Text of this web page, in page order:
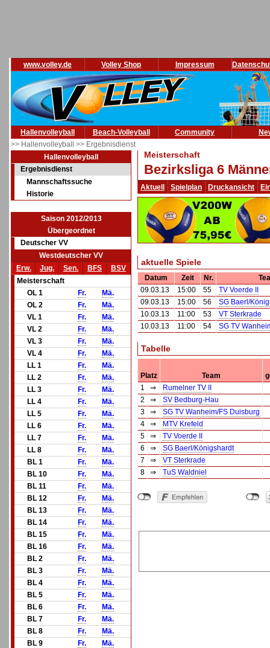
www.volley.de Volley Shop Impressum
Hallenvolleyball Beach-Volleyball Community
>> Hallenvolleyball >> Ergebnisdienst
Hallenvolleyball
Ergebnisdienst
Mannschaftssuche
Historie
Saison 2012/2013
Übergeordnet
Deutscher VV
Westdeutscher VV
Erw.
Jug. Sen. BFS
BSV
Meisterschaft
OL 1
Fr.
Mä.
OL 2
Fr.
Mä.
VL 1
Fr.
Mä.
VL 2
Fr.
Mä.
VL 3
Fr.
Mä.
VL 4
Fr.
Mä.
LL 1
Fr.
Mä.
LL 2
Fr.
Mä.
LL 3
Fr.
Mä.
LL 4
Fr.
Mä.
LL 5
Fr.
Mä.
LL 6
Fr.
Mä.
LL 7
Fr.
Mä.
LL 8
Fr.
Mä.
BL 1
Fr.
Mä.
BL 10
Fr.
Mä.
BL 11
Fr.
Mä.
BL 12
Fr.
Mä.
BL 13
Fr.
Mä.
BL 14
Fr.
Mä.
BL 15
Fr.
Mä.
BL 16
Fr.
Mä.
BL 2
Fr.
Mä.
BL 3
Fr.
Mä.
BL 4
Fr.
Mä.
BL 5
Fr.
Mä.
BL 6
Fr.
Mä.
BL 7
Fr.
Mä.
BL 8
Fr.
Mä.
BL 9
Fr.
Mä.
Meisterschaft
Bezirksliga 6
Aktuell Spielplan Druckansicht
aktuelle Spiele
Datum Zeit Nr.
09.03.13
15:00 55
TV Voerde II
09.03.13
15:00 56
SG Baerl/
10.03.13
11:00 53
VT Sterkrade
10.03.13
11:00 54 SG TV
Tabelle
Platz Team
1
⇒
Rumelner TV II
2
⇒
SV Bedburg-Hau
3
⇒
SG TV Wanheim/FS Duisburg
4
⇒
MTV Krefeld
5
⇒
TV Voerde II
6
⇒
SG Baerl/Königshardt
7
⇒
VT Sterkrade
8
⇒ TuS Waldniel